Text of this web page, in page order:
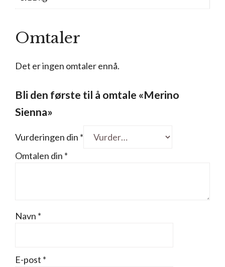
Omtaler
Det er ingen omtaler ennå.
Bli den første til å omtale «Merino
Sienna»
Vurderingen din *
Omtalen din *
Navn *
E-post *